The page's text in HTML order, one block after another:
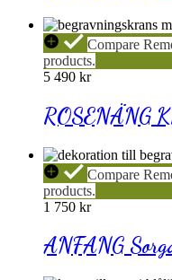
ROSENÄNG
KRANS
Compare
products.
5 490 kr
ROSENÄNG
ANFANG
Sorgdekoration
Compare
products.
1 750 kr
ANFANG